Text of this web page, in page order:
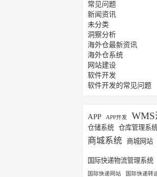
常见问题
新闻资讯
未分类
洞察分析
海外仓最新资讯
海外仓系统
网站建设
软件开发
软件开发的常见问题
APP APP开发
仓储系统 仓库管理系
商城系统 商城网站
国际快递物流管理系统
国际快递网站 国际快递转